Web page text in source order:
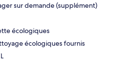
sur demande (supplément)
écologiques
écologiques fournis